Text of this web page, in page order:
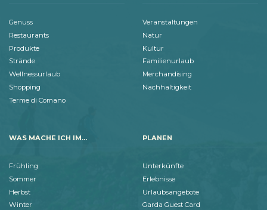
Genuss
Restaurants
Produkte
Strände
Wellnessurlaub
Shopping
Terme di Comano
Veranstaltungen
Natur
Kultur
Familienurlaub
Merchandising
Nachhaltigkeit
WAS MACHE ICH IM...
Frühling
Sommer
Herbst
Winter
PLANEN
Unterkünfte
Erlebnisse
Urlaubsangebote
Garda Guest Card